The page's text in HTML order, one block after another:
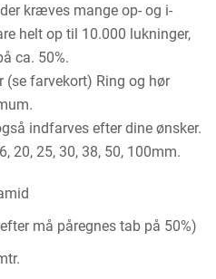
kræves mange op- og i-
helt op til 10.000 lukninger,
ca. 50%.
(se farvekort) Ring og hør
indfarves efter dine ønsker.
20, 25, 30, 38, 50, 100mm.
må påregnes tab på 50%)